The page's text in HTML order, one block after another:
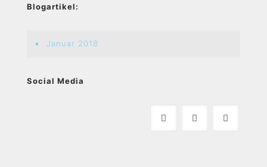
Blogartikel:
Januar 2018
Social Media